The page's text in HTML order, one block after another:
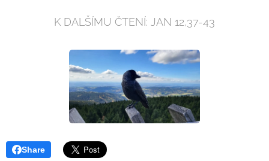
K DALŠÍMU ČTENÍ: JAN 12,37-43
Share